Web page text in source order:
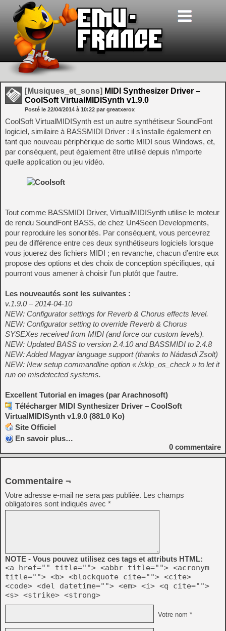
[Musiques_et_sons] MIDI Synthesizer Driver –
CoolSoft VirtualMIDISynth v1.9.0
Posté le 22/04/2014 à 10:22 par greatxerox
CoolSoft VirtualMIDISynth est un autre synthétiseur SoundFont
logiciel, similaire à BASSMIDI Driver : il s’installe également en
tant que nouveau périphérique de sortie MIDI sous Windows, et,
par conséquent, peut également être utilisé depuis n’importe
quelle application ou jeu vidéo.
Tout comme BASSMIDI Driver, VirtualMIDISynth utilise le moteur
de rendu SoundFont BASS, de chez Un4Seen Developments,
pour reproduire les sonorités. Par conséquent, vous percevrez
peu de différence entre ces deux synthétiseurs logiciels lorsque
vous jouerez des fichiers MIDI ; en revanche, chacun d’entre eux
propose des options et des choix de conception spécifiques, qui
pourront vous amener à choisir l’un plutôt que l’autre.
Les nouveautés sont les suivantes :
v.1.9.0 – 2014-04-10
NEW: Configurator settings for Reverb & Chorus effects level.
NEW: Configurator setting to override Reverb & Chorus
SYSEXes received from MIDI (and force our custom levels).
NEW: Updated BASS to version 2.4.10 and BASSMIDI to 2.4.8
NEW: Added Magyar language support (thanks to Nádasdi Zsolt)
NEW: New setup commandline option « /skip_os_check » to let it
run on misdetected systems.
Excellent Tutorial en images (par Arachnosoft)
Télécharger MIDI Synthesizer Driver – CoolSoft
VirtualMIDISynth v1.9.0 (881.0 Ko)
Site Officiel
En savoir plus…
0 commentaire
Commentaire ¬
Votre adresse e-mail ne sera pas publiée. Les champs
obligatoires sont indiqués avec *
NOTE - Vous pouvez utilisez ces tags et attributs HTML:
<a href="" title=""> <abbr title=""> <acronym
title=""> <b> <blockquote cite=""> <cite>
<code> <del datetime=""> <em> <i> <q cite="">
<s> <strike> <strong>
Votre nom *